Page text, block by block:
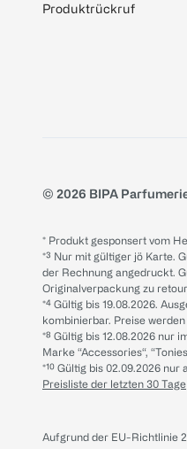
Produktrückruf
© 2026 BIPA
* Produkt gesponsert vom
*³ Nur mit gültiger jö Karte.
der Rechnung angedruckt.
Originalverpackung zu
*⁴ Gültig bis 19.08.2026.
kombinierbar. Preise
*⁸ Gültig bis 12.08.2026 nur
Marke “Accessories“,
*¹⁰ Gültig bis 02.09.2026
Preisliste der letzten 30 Tage
Aufgrund der EU-Richtlinie